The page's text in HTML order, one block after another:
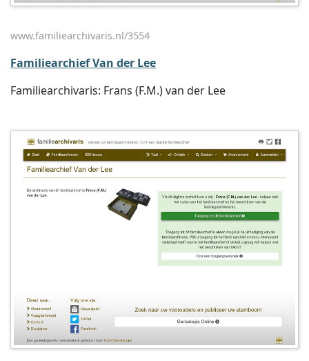
www.familiearchivaris.nl/3554
Familiearchief Van der Lee
Familiearchivaris: Frans (F.M.) van der Lee